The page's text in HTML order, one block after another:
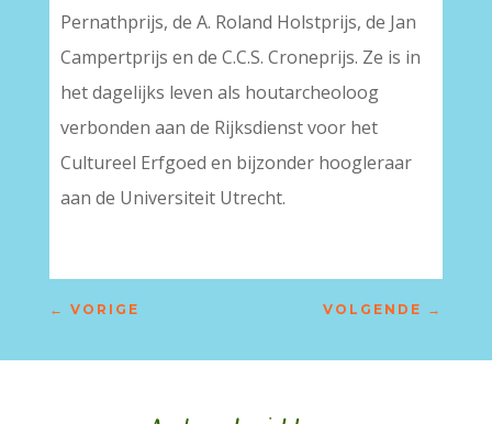
Pernathprijs, de A. Roland Holstprijs, de Jan
Campertprijs en de C.C.S. Croneprijs. Ze is in
het dagelijks leven als houtarcheoloog
verbonden aan de Rijksdienst voor het
Cultureel Erfgoed en bijzonder hoogleraar
aan de Universiteit Utrecht.
← VORIGE VOLGENDE →